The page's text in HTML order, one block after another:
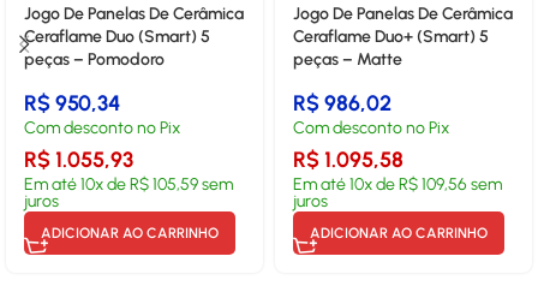
Jogo De Panelas De Cerâmica
Ceraflame Duo (Smart) 5
peças – Pomodoro
R$950,34
Com desconto no Pix
R$1.055,93
Em até10x deR$105,59sem
juros
ADICIONAR AO CARRINHO
Jogo De Panelas De Cerâmica
Ceraflame Duo+ (Smart) 5
peças – Matte
R$986,02
Com desconto no Pix
R$1.095,58
Em até10x deR$109,56 sem
juros
ADICIONAR AO CARRINHO